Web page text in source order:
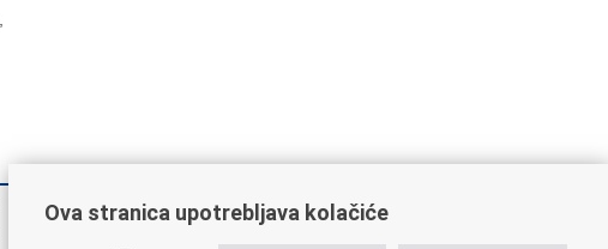
Ova stranica upotrebljava kolačiće